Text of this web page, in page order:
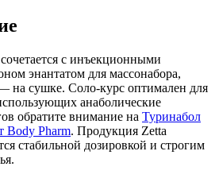
с инъекционными
энантатом для массонабора,
на сушке. Соло-курс оптимален для
анаболические
обратите внимание на Туринабол
Body Pharm. Продукция Zetta
стабильной дозировкой и строгим